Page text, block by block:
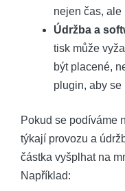
nejen čas, ale
Údržba a‌
tisk může
být placené,
plugin, aby se‌
Pokud se podíváme
‍týkají provozu ​a
částka vyšplhat ‌na
Například: